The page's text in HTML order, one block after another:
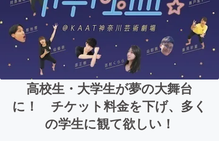
高校生・大学生が夢の大舞台
に！ チケット料金を下げ、多く
の学生に観て欲しい！